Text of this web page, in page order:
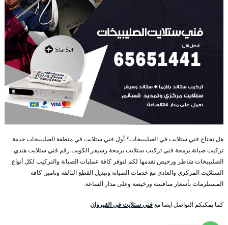
هل تحتاج فني ستلايت في الصليبيخات؟ أول فني ستلايت في منطقة الصليبيخات خدمة
تركيب صيانة برمجة فني تركيب ستلايت برمجة رسيفر الكويت رقم فني ستلايت هندي
الصليبيخات شاطر ورخيص نقدمها لكم لنوفر كافة عمليات الصيانة والتركيب لكل أنواع
الستلايت المركزي والعادي مع خدمات الصيانة وتبديل القطع التالفة وتامين كافة
المستلزمات بأسعار منافسة ورخيصة وعلى مدار الساعة.
كما يمكنكم التواصل ايضا معفني ستلايت في القيروان